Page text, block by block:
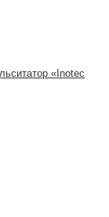
«Inotec